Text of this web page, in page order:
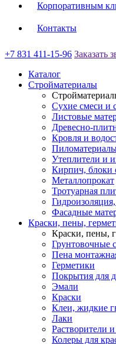
Корпоративным
Контакты
+7 831 411-15-96 Заказать
Каталог
Стройматериалы
Сухие смеси и
Листовые
Древесно-
Кровля и
Утеплители и
Кирпич, блоки
Металлопрокат
Тротуарная
Фасадные
Краски, пены,
Краски, пены,
Грунтовочные
Пена
Герметики
Покрытия для
Эмали
Краски
Клеи, жидкие
Лаки
Растворители
Колеры для